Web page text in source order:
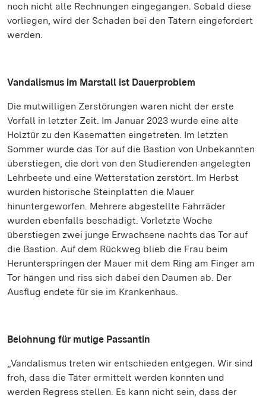
noch nicht alle Rechnungen eingegangen. Sobald diese
vorliegen, wird der Schaden bei den Tätern eingefordert
werden.
Vandalismus im Marstall ist Dauerproblem
Die mutwilligen Zerstörungen waren nicht der erste
Vorfall in letzter Zeit. Im Januar 2023 wurde eine alte
Holztür zu den Kasematten eingetreten. Im letzten
Sommer wurde das Tor auf die Bastion von Unbekannten
überstiegen, die dort von den Studierenden angelegten
Lehrbeete und eine Wetterstation zerstört. Im Herbst
wurden historische Steinplatten die Mauer
hinuntergeworfen. Mehrere abgestellte Fahrräder
wurden ebenfalls beschädigt. Vorletzte Woche
überstiegen zwei junge Erwachsene nachts das Tor auf
die Bastion. Auf dem Rückweg blieb die Frau beim
Herunterspringen der Mauer mit dem Ring am Finger am
Tor hängen und riss sich dabei den Daumen ab. Der
Ausflug endete für sie im Krankenhaus.
Belohnung für mutige Passantin
„Vandalismus treten wir entschieden entgegen. Wir sind
froh, dass die Täter ermittelt werden konnten und
werden Regress stellen. Es kann nicht sein, dass der